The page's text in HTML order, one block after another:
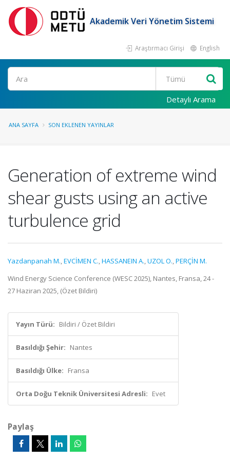
Akademik Veri Yönetim Sistemi
Araştırmacı Girişi English
Ara
Detaylı Arama
ANA SAYFA SON EKLENEN YAYINLAR
Generation of extreme wind
shear gusts using an active
turbulence grid
Yazdanpanah M.,EVCİMEN C.,HASSANEIN A.,UZOL O.,PERÇİN M.
Wind Energy Science Conference (WESC 2025), Nantes, Fransa, 24 -
27 Haziran 2025, (Özet Bildiri)
Yayın Türü: Bildiri / Özet Bildiri
Basıldığı Şehir: Nantes
Basıldığı Ülke: Fransa
Orta Doğu Teknik Üniversitesi Adresli: Evet
Paylaş